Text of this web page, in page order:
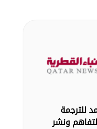
للترجمة
ونشر